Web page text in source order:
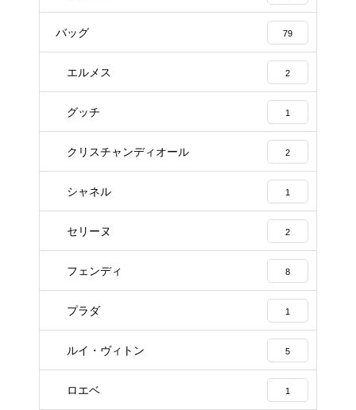
バッグ 79
エルメス 2
グッチ 1
クリスチャンディオール 2
シャネル 1
セリーヌ 2
フェンディ 8
プラダ 1
ルイ・ヴィトン 5
ロエベ 1